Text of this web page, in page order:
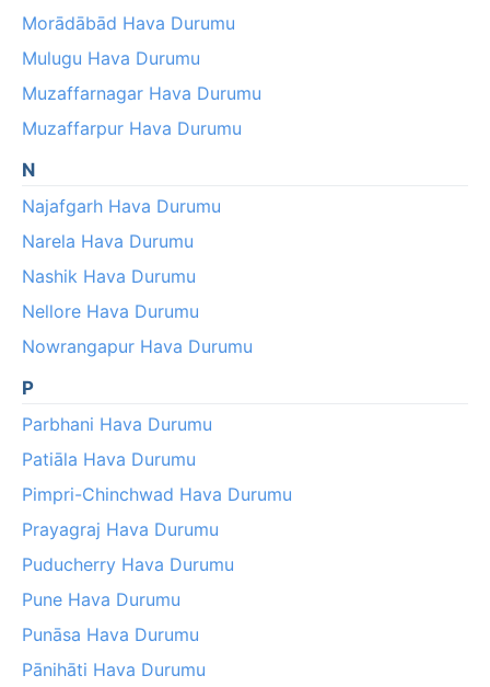
Morādābād Hava Durumu
Mulugu Hava Durumu
Muzaffarnagar Hava Durumu
Muzaffarpur Hava Durumu
N
Najafgarh Hava Durumu
Narela Hava Durumu
Nashik Hava Durumu
Nellore Hava Durumu
Nowrangapur Hava Durumu
P
Parbhani Hava Durumu
Patiāla Hava Durumu
Pimpri-Chinchwad Hava Durumu
Prayagraj Hava Durumu
Puducherry Hava Durumu
Pune Hava Durumu
Punāsa Hava Durumu
Pānihāti Hava Durumu